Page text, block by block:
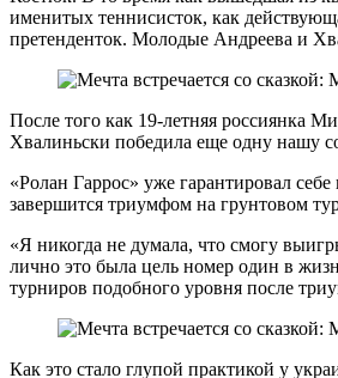
именитых теннисисток, как
претенденток. Молодые Андреева и
После того как 19-летняя россиянка
Хвалиньски победила еще одну нашу
«Ролан Гаррос» уже гарантировал
завершится триумфом на грунтовом
«Я никогда не думала, что смогу
лично это была цель номер один в
турниров подобного уровня после
Как это стало глупой практикой у